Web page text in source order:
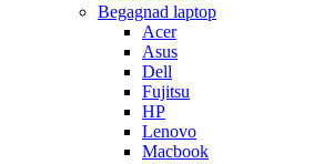
Begagnad laptop
Acer
Asus
Dell
Fujitsu
HP
Lenovo
Macbook